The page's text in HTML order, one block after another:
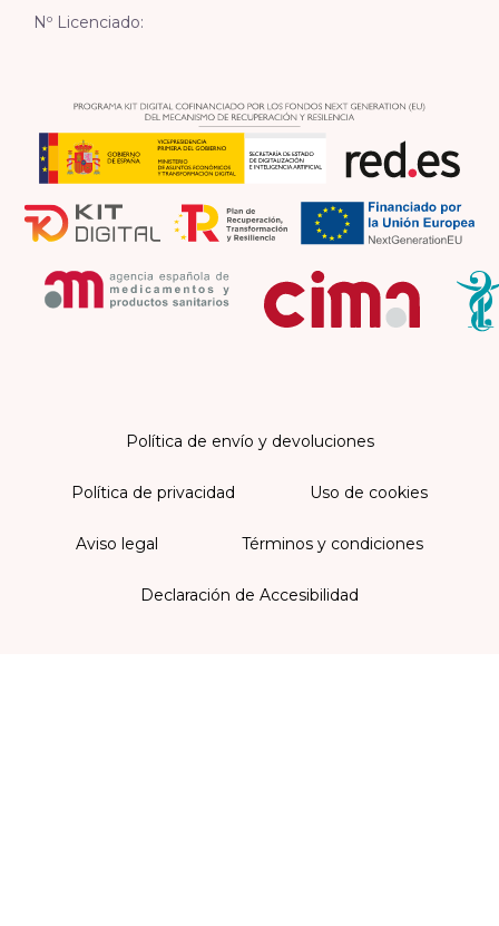
Nº Licenciado:
Política de envío y devoluciones
Política de privacidad Uso de cookies
Aviso legal Términos y condiciones
Declaración de Accesibilidad